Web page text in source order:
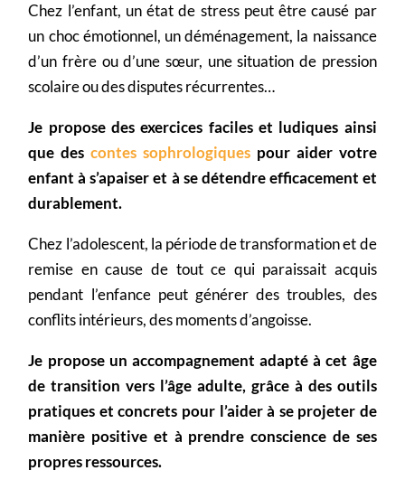
Chez l’enfant, un état de stress peut être causé par
un choc émotionnel, un déménagement, la naissance
d’un frère ou d’une sœur, une situation de pression
scolaire ou des disputes récurrentes…
Je propose des exercices faciles et ludiques ainsi
que descontes sophrologiques pour aider votre
enfant à s’apaiser et à se détendre efficacement et
durablement.
Chez l’adolescent, la période de transformation et de
remise en cause de tout ce qui paraissait acquis
pendant l’enfance peut générer des troubles, des
conflits intérieurs, des moments d’angoisse.
Je propose un accompagnement adapté à cet âge
de transition vers l’âge adulte, grâce à des outils
pratiques et concrets pour l’aider à se projeter de
manière positive et à prendre conscience de ses
propres ressources.